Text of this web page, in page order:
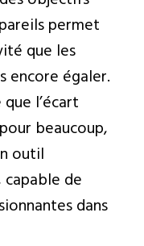
permet
que les
encore égaler.
l’écart
beaucoup,
outil
de
dans